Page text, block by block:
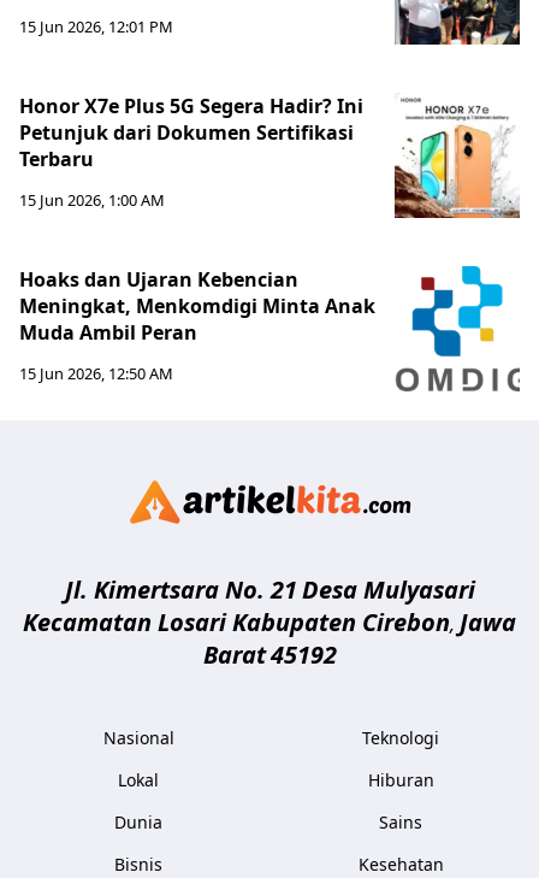
15 Jun 2026, 12:01 PM
Honor X7e Plus 5G Segera Hadir? Ini
Petunjuk dari Dokumen Sertifikasi
Terbaru
15 Jun 2026, 1:00 AM
Hoaks dan Ujaran Kebencian
Meningkat, Menkomdigi Minta Anak
Muda Ambil Peran
15 Jun 2026, 12:50 AM
Jl. Kimertsara No. 21Desa Mulyasari
Kecamatan Losari Kabupaten Cirebon, Jawa
Barat45192
Nasional
Lokal
Dunia
Bisnis
Teknologi
Hiburan
Sains
Kesehatan